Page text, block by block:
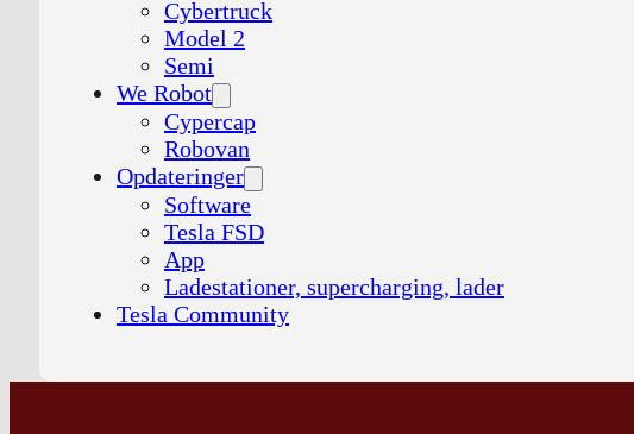
Cybertruck
Model 2
Semi
We Robot
Cypercap
Robovan
Opdateringer
Software
Tesla FSD
App
Ladestationer, supercharging, lader
Tesla Community